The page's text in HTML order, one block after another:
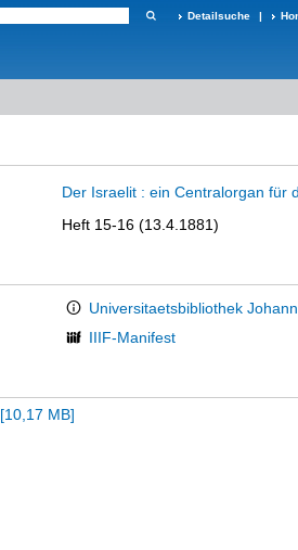
Detailsuche |
Der Israelit : ein Centralorgan für
Heft 15-16 (13.4.1881)
Universitaetsbibliothek
IIIF-Manifest
[10,17 MB]